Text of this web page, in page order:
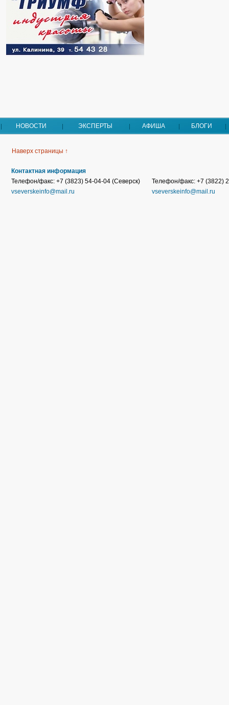
НОВОСТИ ЭКСПЕРТЫ АФИША БЛОГИ
Наверх страницы ↑
Контактная информация
Телефон/факс: +7 (3823) 54-04-04 (Северск)
vseverskeinfo@mail.ru
Телефон/факс: +7 (3822)
vseverskeinfo@mail.ru